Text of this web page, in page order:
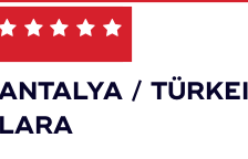
/ TÜRKEI
LARA